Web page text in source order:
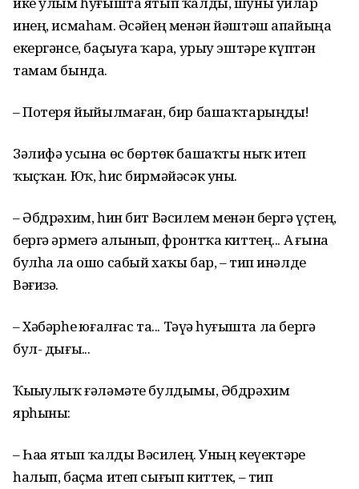
инең, исмаһам. Әсәйең менән йәштәш апайыңа
екергәнсе, баҫыуға ҡара, урыу эштәре күптән
тамам бында.
– Потеря йыйылмаған, бир башаҡтарыңды!
Зәлифә усына өс бөртөк башаҡты ныҡ итеп
ҡыҫҡан. Юҡ, һис бирмәйәсәк уны.
– Әбдрәхим, һин бит Вәсилем менән бергә үҫтең,
бергә әрмегә алынып, фронтҡа киттең... Аҙ ғына
булһа ла ошо сабый хаҡы бар, – тип инәлде
Вәғизә.
– Хәбәрһеҙ юғалғас та... Тәүҙә һуғышта ла бергә
бул- дығыҙ...
Ҡыҙыулыҡ ғәләмәте булдымы, Әбдрәхим
ярһыны:
– Һаҙҙа ятып ҡалды Вәсилең. Уның кеүектәрҙе
һалып, баҫма итеп сығып киттек, – тип